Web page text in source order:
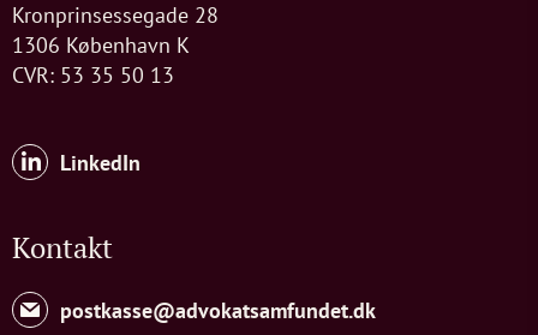
Kronprinsessegade 28
1306 København K
CVR: 53 35 50 13
LinkedIn
Kontakt
postkasse@advokatsamfundet.dk